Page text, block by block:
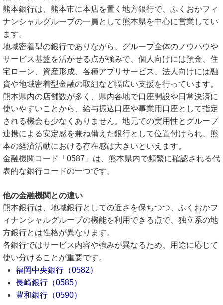
熊本銀行は、熊本市に本店を置く地方銀行で、ふくおかフィ
ナンシャルグループの一員として熊本県を中心に営業してい
ます。
地域密着型の銀行でありながら、グループ全体のノウハウや
サービス基盤を活かせる点が強みで、個人向けには預金、住
宅ローン、資産形成、各種アプリサービス、法人向けには融
資や地域密着型金融の取組など幅広い支援を行っています。
熊本県内の店舗数が多く、県内各地で口座開設や日常決済に
使いやすいことから、給与振込口座や事業用口座として指定
される機会も少なくありません。地元での実用性とグループ
連携による安定感を兼ね備えた銀行として位置付けられ、熊
本の経済活動における存在感は大きいといえます。
金融機関コード「0587」は、熊本県内で頻繁に確認される代
表的な銀行コードの一つです。
他の金融機関との違い
熊本銀行は、地域銀行としての近さを保ちつつ、ふくおかフ
ィナンシャルグループの機能を利用できる点で、独立系の地
方銀行とは性格が異なります。
各銀行ではサービス内容や強みが異なるため、用途に応じて
使い分けることが重要です。
福岡中央銀行（0582）
長崎銀行（0585）
豊和銀行（0590）